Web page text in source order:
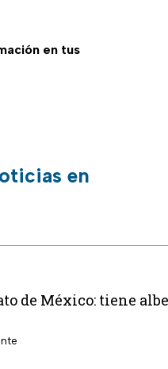
en tus
en
de México: tiene